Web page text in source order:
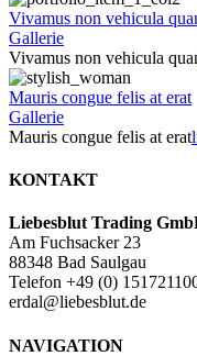
Vivamus non vehicula
Gallerie
Vivamus non vehicula
Mauris congue felis at erat
Gallerie
Mauris congue felis at erat
KONTAKT
Liebesblut Trading
Am Fuchsacker 23
88348 Bad Saulgau
Telefon +49 (0)
erdal@liebesblut.de
NAVIGATION